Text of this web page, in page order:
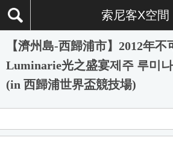
索尼客X空間
【濟州島-西歸浦市】2012年不
Luminarie光之盛宴제주 루미나
(in 西歸浦世界盃競技場)